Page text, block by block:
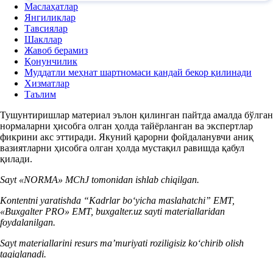
Маслаҳатлар
Янгиликлар
Тавсиялар
Шакллар
Жавоб берамиз
Қонунчилик
Муддатли меҳнат шартномаси қандай бекор қилинади
Хизматлар
Таълим
Тушунтиришлар материал эълон қилинган пайтда амалда бўлган
нормаларни ҳисобга олган ҳолда тайёрланган ва экспертлар
фикрини акс эттиради. Якуний қарорни фойдаланувчи аниқ
вазиятларни ҳисобга олган ҳолда мустақил равишда қабул
қилади.
Sayt «NORMA» MChJ tomonidan ishlab chiqilgan.
Kontentni yaratishda “Kadrlar boʻyicha maslahatchi” EMT,
«Buxgalter PRO» EMT, buxgalter.uz sayti materiallaridan
foydalanilgan.
Sayt materiallarini resurs ma’muriyati roziligisiz koʻchirib olish
taqiqlanadi.